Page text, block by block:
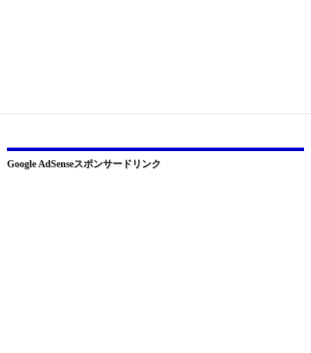
Google AdSenseスポンサードリンク